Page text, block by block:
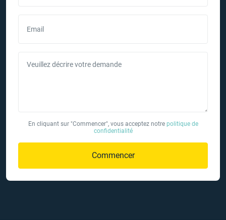
Email
Veuillez décrire votre demande
En cliquant sur "Commencer", vous acceptez notre politique de
confidentialité
Commencer